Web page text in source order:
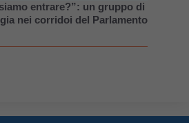
entrare?”: un gruppo di
nei corridoi del Parlamento